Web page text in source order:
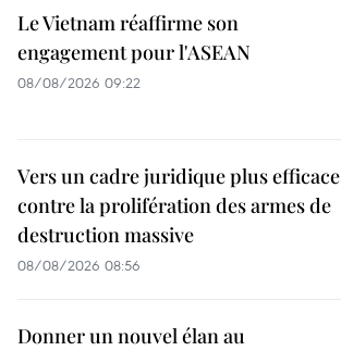
Le Vietnam réaffirme son
engagement pour l'ASEAN
08/08/2026 09:22
Vers un cadre juridique plus efficace
contre la prolifération des armes de
destruction massive
08/08/2026 08:56
Donner un nouvel élan au